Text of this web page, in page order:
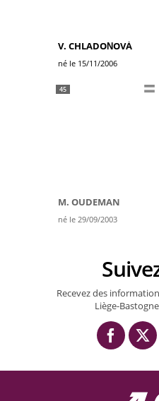
V. CHLADOŇOVÁ
né le 15/11/2006
45
M. OUDEMAN
né le 29/09/2003
Recevez des
Liège-